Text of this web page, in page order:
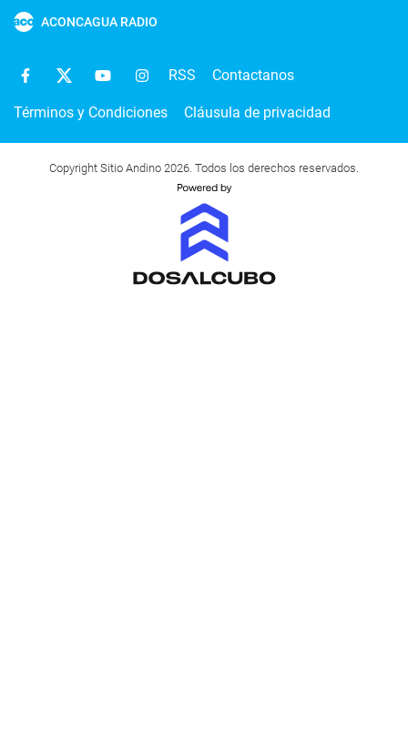
ACONCAGUA RADIO
RSS Contactanos
Términos y Condiciones Cláusula de privacidad
Copyright Sitio Andino 2026. Todos los derechos reservados.